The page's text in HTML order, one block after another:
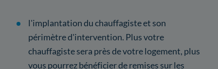
l'implantation du chauffagiste et son
périmètre d'intervention. Plus votre
chauffagiste sera près de votre logement, plus
vous pourrez bénéficier de remises sur les